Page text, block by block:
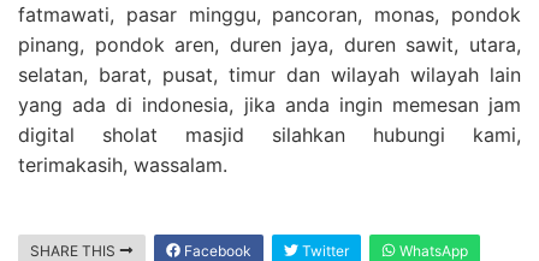
fatmawati, pasar minggu, pancoran, monas, pondok
pinang, pondok aren, duren jaya, duren sawit, utara,
selatan, barat, pusat, timur dan wilayah wilayah lain
yang ada di indonesia, jika anda ingin memesan jam
digital sholat masjid silahkan hubungi kami,
terimakasih, wassalam.
SHARE THIS Facebook Twitter WhatsApp